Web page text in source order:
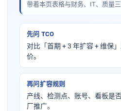
带着本页表格与财务、IT、质量三
先问 TCO
对比「首期 + 3 年扩容 + 维保
价。
再问扩容规则
产线、检测点、账号、看板是
厂推广。